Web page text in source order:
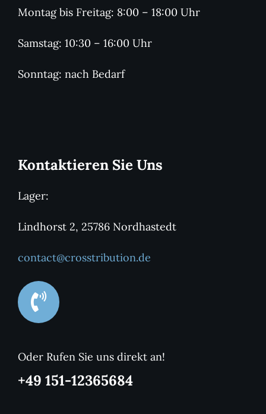
Montag bis Freitag: 8:00 – 18:00 Uhr
Samstag: 10:30 – 16:00 Uhr
Sonntag: nach Bedarf
Kontaktieren Sie Uns
Lager:
Lindhorst 2, 25786 Nordhastedt
contact@crosstribution.de
Oder Rufen Sie uns direkt an!
+49 151-12365684